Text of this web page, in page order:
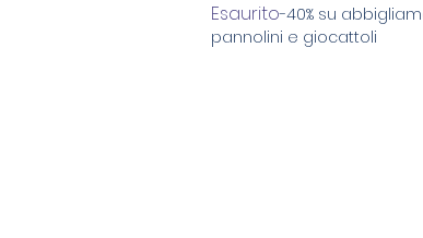
Esaurito-40% su
pannolini e giocattoli